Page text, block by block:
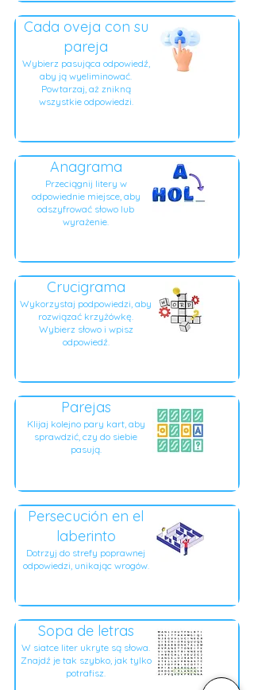
Cada oveja con su
pareja
Wybierz pasująca odpowiedź,
aby ją wyeliminować.
Powtarzaj, aż znikną
wszystkie odpowiedzi.
Anagrama
Przeciągnij litery w
odpowiednie miejsce, aby
odszyfrować słowo lub
wyrażenie.
Crucigrama
Wykorzystaj podpowiedzi, aby
rozwiązać krzyżówkę.
Wybierz słowo i wpisz
odpowiedź.
Parejas
Klijaj kolejno pary kart, aby
sprawdzić, czy do siebie
pasują.
Persecución en el
laberinto
Dotrzyj do strefy poprawnej
odpowiedzi, unikając wrogów.
Sopa de letras
W siatce liter ukryte są słowa.
Znajdź je tak szybko, jak tylko
potrafisz.